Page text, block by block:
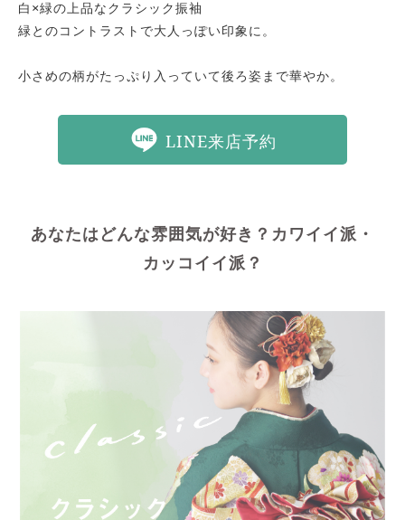
白×緑の上品なクラシック振袖
緑とのコントラストで大人っぽい印象に。
小さめの柄がたっぷり入っていて後ろ姿まで華やか。
LINE来店予約
あなたはどんな雰囲気が好き？カワイイ派・
カッコイイ派？